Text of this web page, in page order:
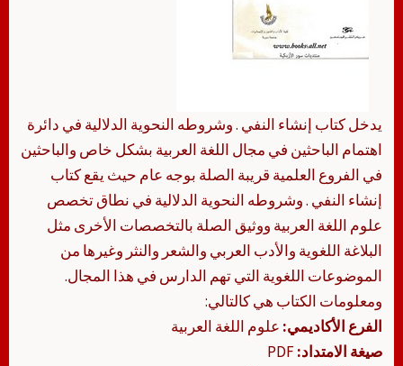
يدخل كتاب إنشاء النفي . وشروطه النحوية الدلالية في دائرة
اهتمام الباحثين في مجال اللغة العربية بشكل خاص والباحثين
في الفروع العلمية قريبة الصلة بوجه عام حيث يقع كتاب
إنشاء النفي . وشروطه النحوية الدلالية في نطاق تخصص
علوم اللغة العربية ووثيق الصلة بالتخصصات الأخرى مثل
البلاغة اللغوية والأدب العربي والشعر والنثر وغيرها من
الموضوعات اللغوية التي تهم الدارس في هذا المجال.
ومعلومات الكتاب هي كالتالي:
الفرع الأكاديمي: علوم اللغة العربية
صيغة الامتداد: